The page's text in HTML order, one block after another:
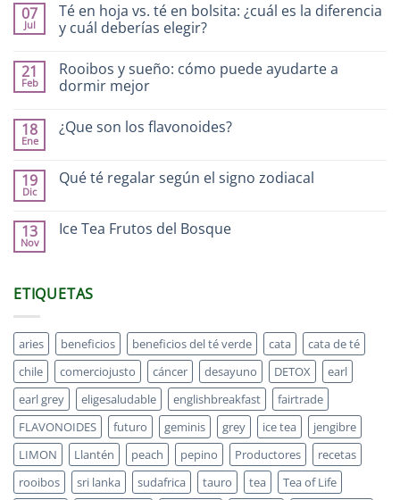
07
Jul
Té en hoja vs. té en bolsita: ¿cuál es la diferencia
y cuál deberías elegir?
21
Feb
Rooibos y sueño: cómo puede ayudarte a
dormir mejor
18
Ene
¿Que son los flavonoides?
19
Dic
Qué té regalar según el signo zodiacal
13
Nov
Ice Tea Frutos del Bosque
ETIQUETAS
aries beneficios beneficios del té verde cata
cata de té
chile
comerciojusto cáncer desayuno DETOX
earl
earl grey
eligesaludable englishbreakfast
fairtrade
FLAVONOIDES
futuro geminis grey ice tea
jengibre
LIMON
Llantén peach pepino Productores
recetas
rooibos
sri lanka sudafrica tauro tea Tea of Life